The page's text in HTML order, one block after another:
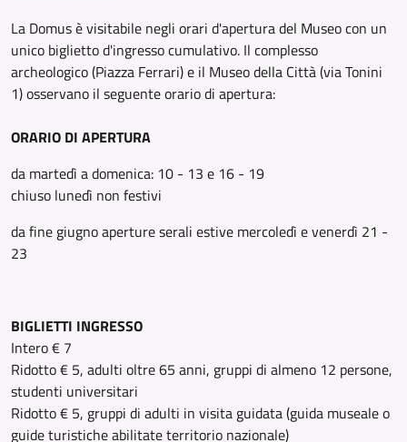
La Domus è visitabile negli orari d'apertura del Museo con un
unico biglietto d'ingresso cumulativo. Il complesso
archeologico (Piazza Ferrari) e il Museo della Città (via Tonini
1) osservano il seguente orario di apertura:
ORARIO DI APERTURA
da martedì a domenica: 10 - 13 e 16 - 19
chiuso lunedì non festivi
da fine giugno aperture serali estive mercoledì e venerdì 21 -
23
BIGLIETTI INGRESSO
Intero € 7
Ridotto € 5, adulti oltre 65 anni, gruppi di almeno 12 persone,
studenti universitari
Ridotto € 5, gruppi di adulti in visita guidata (guida museale o
guide turistiche abilitate territorio nazionale)